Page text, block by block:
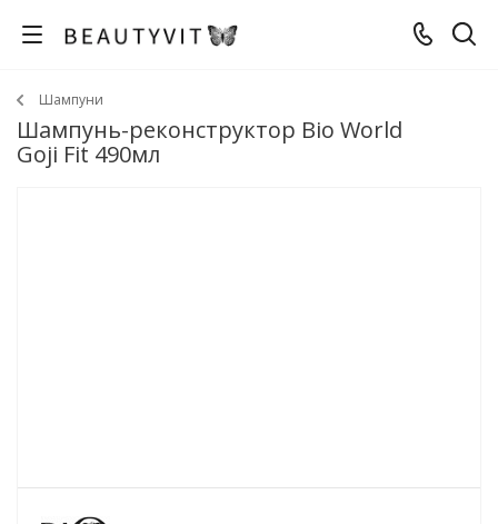
Шампуни
Шампунь-реконструктор Bio World
Goji Fit 490мл